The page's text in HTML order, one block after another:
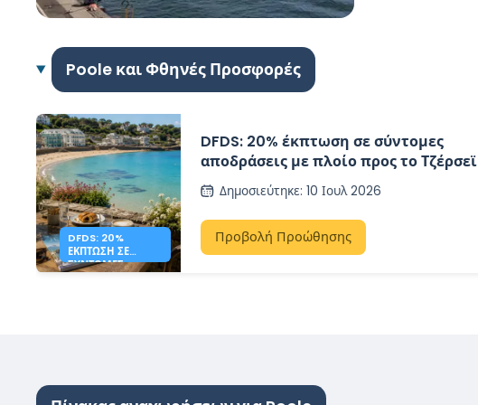
Poole και Φθηνές Προσφορές
DFDS: 20%
ΈΚΠΤΩΣΗ ΣΕ
ΣΎΝΤΟΜΕΣ
DFDS: 20% έκπτωση σε σύντομες
αποδράσεις με πλοίο προς το Τζέρσεϊ
Δημοσιεύτηκε: 10 Ιουλ 2026
Προβολή Προώθησης